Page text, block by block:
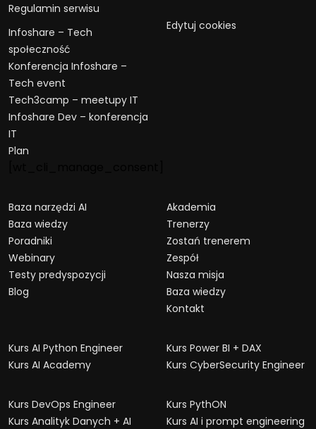
Regulamin serwisu
Infoshare – Tech
społeczność
Konferencja Infoshare –
Tech event
Tech3camp – meetupy IT
Infoshare Dev – konferencja
IT
Plan
Edytuj cookies
Baza narzędzi AI
Baza wiedzy
Poradniki
Webinary
Testy predyspozycji
Blog
Akademia
Trenerzy
Zostań trenerem
Zespół
Nasza misja
Baza wiedzy
Kontakt
Kurs AI Python Engineer
Kurs AI Academy
Kurs Power BI + DAX
Kurs CyberSecurity Engineer
Kurs DevOps Engineer
Kurs Analityk Danych + AI
Kurs PythON
Kurs AI i prompt engineering